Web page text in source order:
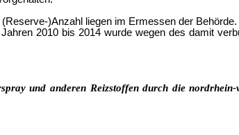
)Anzahl liegen im Ermessen der Behörde.
2010 bis 2014 wurde wegen des damit
und anderen Reizstoffen durch die